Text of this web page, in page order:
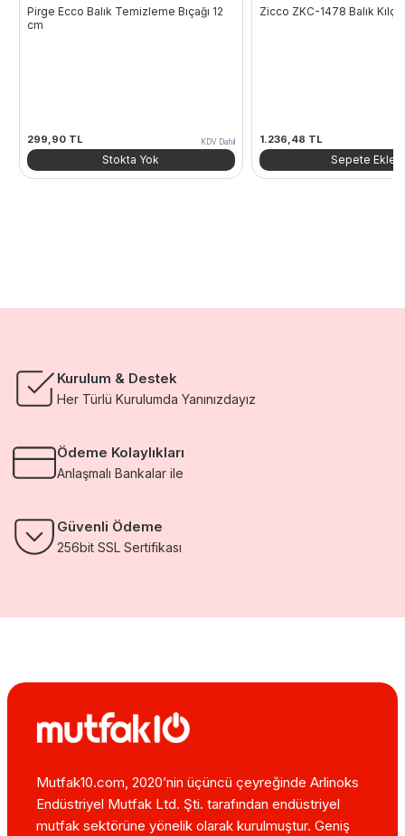
Pirge Ecco Balık Temizleme Bıçağı 12
cm
299,90 TL KDV Dahil
Stokta Yok
Zicco ZKC-1478 Balık
1.236,48 TL
Sepete Ekle
Kurulum & Destek
Her Türlü Kurulumda Yanınızdayız
Ödeme Kolaylıkları
Anlaşmalı Bankalar ile
Güvenli Ödeme
256bit SSL Sertifikası
Mutfak10.com, 2020’nin üçüncü çeyreğinde Arlinoks
Endüstriyel Mutfak Ltd. Şti. tarafından endüstriyel
mutfak sektörüne yönelik olarak kurulmuştur. Geniş